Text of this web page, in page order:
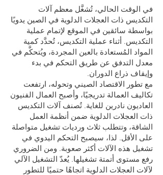
في الوقت الحالي، تُشغَّل معظم آلات
التكديس ذات العجلات الدلوية في الصين يدويًا
بواسطة سائقين في الموقع لإتمام عملية
التكديس. أثناء عملية التكديس، تُحدَّد كمية
المواد المُستعادة بالعين المجردة، ويُتحكَّم في
معدل التدفق عن طريق التحكم في بدء
وإيقاف ذراع الدوران.
مع تطور الاقتصاد الصيني وتحوله، ارتفعت
تكاليف العمالة تدريجيًا، وأصبح العمال الفنيون
العاديون نادرين للغاية. تُصنف آلات التكديس
ذات العجلات الدلوية ضمن أنظمة العمل
الشاقة، وتتطلب ثلاث ورديات تشغيل متواصلة
على الأقل. لذا، سيصبح التحكم اليدوي في
تشغيل هذه الآلات أكثر صعوبة. ومن الضروري
رفع مستوى أتمتة تشغيلها. يُعدّ التشغيل الآلي
لآلات العجلات الدلوية اتجاهًا حتميًا للتطور